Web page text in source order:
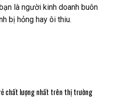
là người kinh doanh buôn
bị hỏng hay ôi thiu.
chất lượng nhất trên thị trường